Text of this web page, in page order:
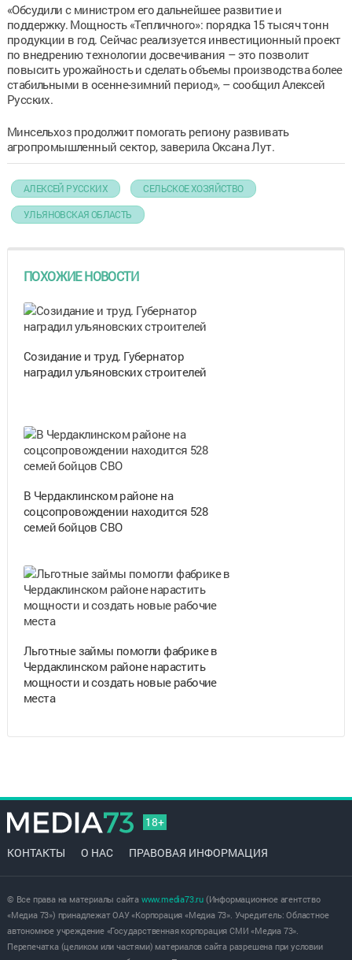
«Обсудили с министром его дальнейшее развитие и
поддержку. Мощность «Тепличного»: порядка 15 тысяч тонн
продукции в год. Сейчас реализуется инвестиционный проект
по внедрению технологии досвечивания – это позволит
повысить урожайность и сделать объемы производства более
стабильными в осенне-зимний период», – сообщил Алексей
Русских.
Минсельхоз продолжит помогать региону развивать
агропромышленный сектор, заверила Оксана Лут.
АЛЕКСЕЙ РУССКИХ СЕЛЬСКОЕ ХОЗЯЙСТВО
УЛЬЯНОВСКАЯ ОБЛАСТЬ
ПОХОЖИЕ НОВОСТИ
Созидание и труд. Губернатор
наградил ульяновских строителей
В Чердаклинском районе на
соцсопровождении находится 528
семей бойцов СВО
Льготные займы помогли фабрике в
Чердаклинском районе нарастить
мощности и создать новые рабочие
места
18+
КОНТАКТЫ О НАС ПРАВОВАЯ ИНФОРМАЦИЯ
© Все права на материалы сайта www.media73.ru(Информационное агентство
«Медиа 73») принадлежат ОАУ «Корпорация «Медиа 73». Учредитель: Областное
автономное учреждение «Государственная корпорация СМИ «Медиа 73».
Перепечатка (целиком или частями) материалов сайта разрешена при условии